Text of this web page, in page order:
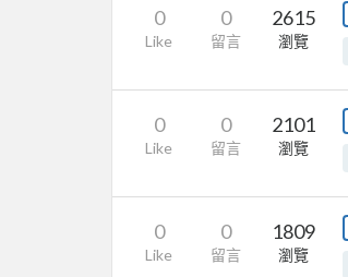
0
Like
0
留言
2615
瀏覽
0
Like
0
留言
2101
瀏覽
0
Like
0
留言
1809
瀏覽